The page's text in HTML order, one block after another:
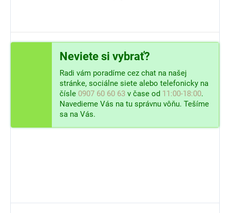
Neviete si vybrať?
Radi vám poradíme cez chat na našej
stránke, sociálne siete alebo telefonicky na
čísle 0907 60 60 63 v čase od 11:00-18:00.
Navedieme Vás na tu správnu vôňu. Tešíme
sa na Vás.